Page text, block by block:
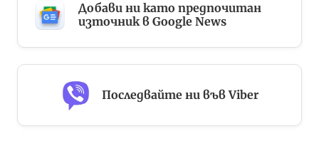
Добави ни като предпочитан
източник в Google News
Последвайте ни във Viber